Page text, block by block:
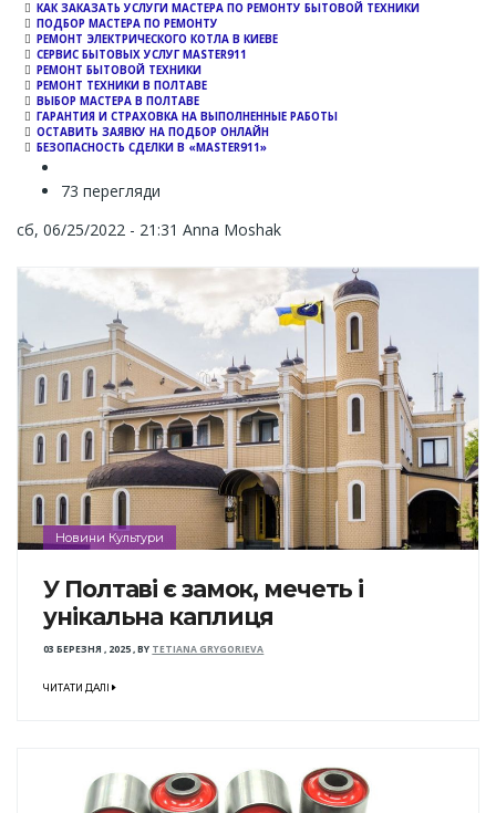
КАК ЗАКАЗАТЬ УСЛУГИ МАСТЕРА ПО РЕМОНТУ БЫТОВОЙ ТЕХНИКИ
ПОДБОР МАСТЕРА ПО РЕМОНТУ
РЕМОНТ ЭЛЕКТРИЧЕСКОГО КОТЛА В КИЕВЕ
СЕРВИС БЫТОВЫХ УСЛУГ MASTER911
РЕМОНТ БЫТОВОЙ ТЕХНИКИ
РЕМОНТ ТЕХНИКИ В ПОЛТАВЕ
ВЫБОР МАСТЕРА В ПОЛТАВЕ
ГАРАНТИЯ И СТРАХОВКА НА ВЫПОЛНЕННЫЕ РАБОТЫ
ОСТАВИТЬ ЗАЯВКУ НА ПОДБОР ОНЛАЙН
БЕЗОПАСНОСТЬ СДЕЛКИ В «MASTER911»
73 перегляди
сб, 06/25/2022 - 21:31 Anna Moshak
Новини Культури
У Полтаві є замок, мечеть і
унікальна каплиця
03 БЕРЕЗНЯ , 2025,BY TETIANA GRYGORIEVA
ЧИТАТИ ДАЛІ